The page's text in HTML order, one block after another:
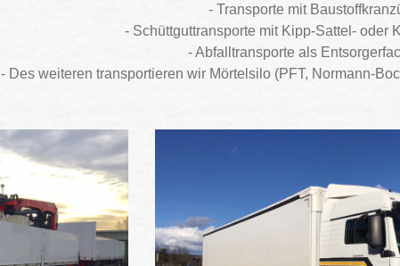
- Transporte mit
- Schüttguttransporte mit Kipp-Sattel- oder
- Abfalltransporte als
- Des weiteren transportieren wir Mörtelsilo (PFT, Normann-